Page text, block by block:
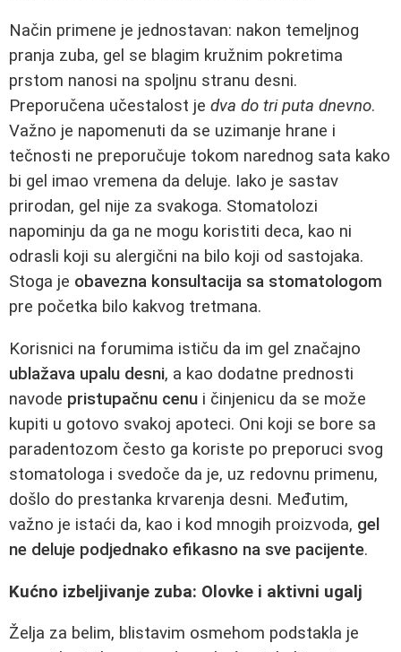
Način primene je jednostavan: nakon temeljnog
pranja zuba, gel se blagim kružnim pokretima
prstom nanosi na spoljnu stranu desni.
Preporučena učestalost je dva do tri puta dnevno.
Važno je napomenuti da se uzimanje hrane i
tečnosti ne preporučuje tokom narednog sata kako
bi gel imao vremena da deluje. Iako je sastav
prirodan, gel nije za svakoga. Stomatolozi
napominju da ga ne mogu koristiti deca, kao ni
odrasli koji su alergični na bilo koji od sastojaka.
Stoga je obavezna konsultacija sa stomatologom
pre početka bilo kakvog tretmana.
Korisnici na forumima ističu da im gel značajno
ublažava upalu desni, a kao dodatne prednosti
navode pristupačnu cenu i činjenicu da se može
kupiti u gotovo svakoj apoteci. Oni koji se bore sa
paradentozom često ga koriste po preporuci svog
stomatologa i svedoče da je, uz redovnu primenu,
došlo do prestanka krvarenja desni. Međutim,
važno je istaći da, kao i kod mnogih proizvoda, gel
ne deluje podjednako efikasno na sve pacijente.
Kućno izbeljivanje zuba: Olovke i aktivni ugalj
Želja za belim, blistavim osmehom podstakla je